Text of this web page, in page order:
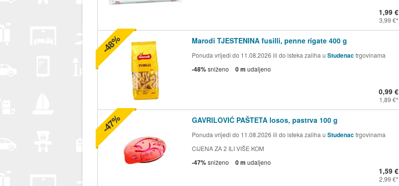
1,99 €
3,99 €
Marodi TJESTENINA fusilli, penne rigate 400 g
Ponuda vrijedi do 11.08.2026 ili do isteka zaliha u Studenactrgovinama
-48%sniženo 0 m udaljeno
0,99 €
1,89 €
-48%
GAVRILOVIĆ PAŠTETA losos, pastrva 100 g
Ponuda vrijedi do 11.08.2026 ili do isteka zaliha u Studenactrgovinama
CIJENA ZA 2 ILI VIŠE KOM
-47%sniženo 0 m udaljeno
1,59 €
2,99 €
-47%